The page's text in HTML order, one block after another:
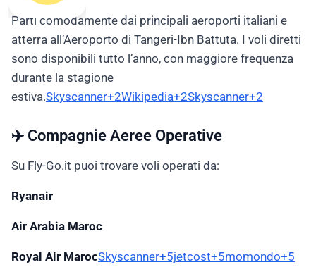
Parti comodamente dai principali aeroporti italiani e
atterra all’Aeroporto di Tangeri-Ibn Battuta. I voli diretti
sono disponibili tutto l’anno, con maggiore frequenza
durante la stagione
estiva.Skyscanner+2Wikipedia+2Skyscanner+2
✈️ Compagnie Aeree Operative
Su Fly-Go.it puoi trovare voli operati da:
Ryanair
Air Arabia Maroc
Royal Air MarocSkyscanner+5jetcost+5momondo+5